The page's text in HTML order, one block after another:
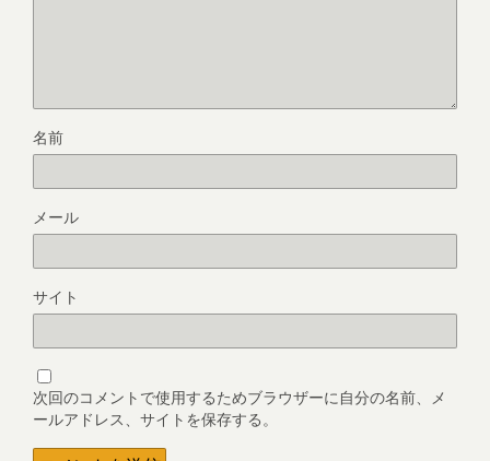
名前
メール
サイト
次回のコメントで使用するためブラウザーに自分の名前、メ
ールアドレス、サイトを保存する。